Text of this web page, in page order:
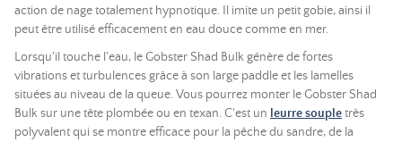
action de nage totalement hypnotique. Il imite un petit gobie, ainsi il
peut être utilisé efficacement en eau douce comme en mer.
Lorsqu'il touche l'eau, le Gobster Shad Bulk génère de fortes
vibrations et turbulences grâce à son large paddle et les lamelles
situées au niveau de la queue. Vous pourrez monter le Gobster Shad
Bulk sur une tête plombée ou en texan. C'est un leurre soupletrès
polyvalent qui se montre efficace pour la pêche du sandre, de la